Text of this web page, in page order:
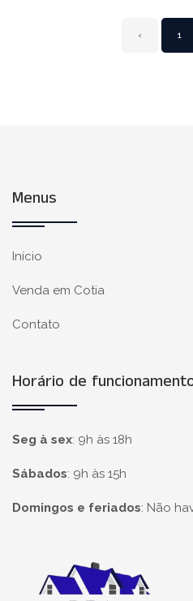
‹ 1
Menus
Início
Venda em Cotia
Contato
Horário de
Seg à sex: 9h às 18h
Sábados: 9h às 15h
Domingos e feriados: Não
Página inicial